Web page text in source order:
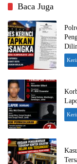
Baca Juga